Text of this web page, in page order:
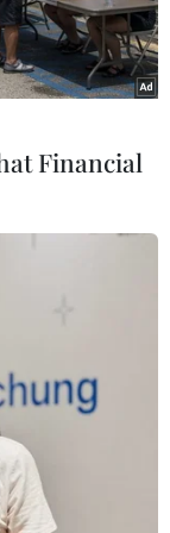
thay thế nguồn
sở hạ tầng
ngày
định gia hạn
khí đốt
Financial